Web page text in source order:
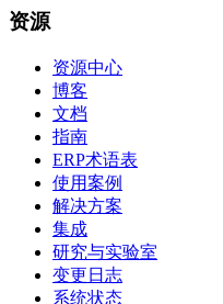
资源
资源中心
博客
文档
指南
ERP术语表
使用案例
解决方案
集成
研究与实验室
变更日志
系统状态